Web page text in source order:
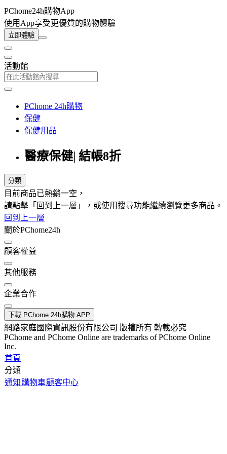
PChome24h購物App
使用App享受更優質的購物體驗
立即體驗
活動館
PChome 24h購物
保健
保健用品
醫療保健| 結帳8折
分類
目前商品已熱銷一空，
請點擊「回到上一層」，或使用搜尋功能繼續瀏覽更多商品。
回到上一層
關於PChome24h
顧客權益
其他服務
企業合作
下載 PChome 24h購物 APP
網路家庭國際資訊股份有限公司 版權所有 轉載必究
PChome and PChome Online are trademarks of PChome Online
Inc.
首頁
分類
通知 購物車顧客中心